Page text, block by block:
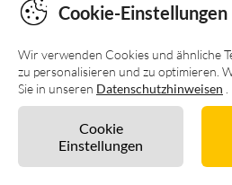
Unverbindlich
Cookie-Einstellungen
Wir verwenden Cookies und ähnliche
zu personalisieren und zu optimieren.
Sie in unseren Datenschutzhinweisen
Cookie
Einstellungen